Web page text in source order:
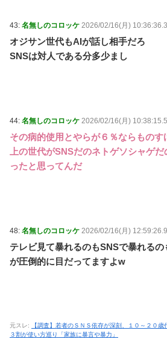
43: 名無しのコロッケ 2026/02/16(月)
オジサン世代もAIが話し相手だろ
SNSは対人である分多少まし
44: 名無しのコロッケ 2026/02/16(月)
その病的使用とやらが６％ならものす
上の世代がSNSだのネトゲソシャゲ
ったと思ってんだ
48: 名無しのコロッケ 2026/02/16(月)
テレビ見て暴れるのもSNSで暴れるの
が圧倒的に目だってますよw
元スレ:
【調査】若者のＳＮＳ依存が深刻、１０～２０
３割が使い方巡り「家族に暴言や暴力」